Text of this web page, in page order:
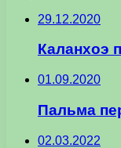
29.12.2020
Каланхоэ
01.09.2020
Пальма
02.03.2022